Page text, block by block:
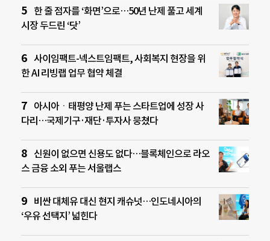
한 줄 점자를 ‘화면’으로…50년 난제 풀고 세계
시장 두드린 ‘닷’
사이임팩트-넥스트임팩트, 사회복지 현장을 위
한 AI 리빙랩 업무 협약 체결
아시아ㆍ태평양 난제 푸는 스타트업에 성장 사
다리…국제기구·재단·투자사 뭉쳤다
신원이 없으면 신용도 없다…블록체인으로 라오
스 금융 소외 푸는 서울랩스
비싼 대체유 대신 현지 캐슈넛…인도네시아의
‘우유 선택지’ 넓힌다